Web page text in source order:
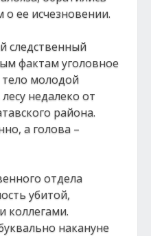
ее исчезновении.
следственный
фактам уголовное
молодой
недалеко от
района.
а голова –
отдела
убитой,
коллегами.
накануне